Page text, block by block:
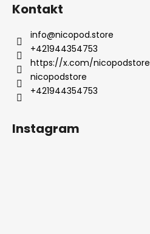
Kontakt
info@nicopod.store
+421944354753
https://x.com/nicopodstore
nicopodstore
+421944354753
Instagram